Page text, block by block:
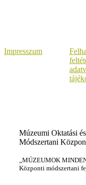
Impresszum
Múzeumi Oktatási és
Módszertani
„MÚZEUMOK
Központi módszertani